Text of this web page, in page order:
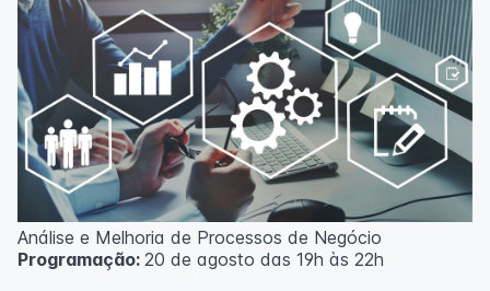
Análise e Melhoria de Processos de Negócio
Programação: 20 de agosto das 19h às 22h